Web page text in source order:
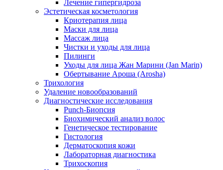
Лечение гипергидроза
Эстетическая косметология
Криотерапия лица
Маски для лица
Массаж лица
Чистки и уходы для лица
Пилинги
Уходы для лица Жан Марини (Jan Marin)
Обертывание Ароша (Arosha)
Трихология
Удаление новообразований
Диагностические исследования
Punch-Биопсия
Биохимический анализ волос
Генетическое тестирование
Гистология
Дерматоскопия кожи
Лабораторная диагностика
Трихоскопия